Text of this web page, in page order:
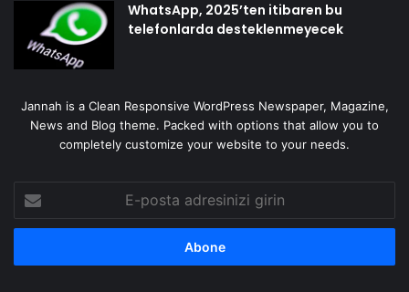
WhatsApp, 2025’ten itibaren bu
telefonlarda desteklenmeyecek
Jannah is a Clean Responsive WordPress Newspaper, Magazine,
News and Blog theme. Packed with options that allow you to
completely customize your website to your needs.
posta
adresinizi